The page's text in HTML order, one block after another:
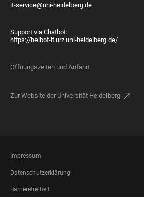
it-service@uni-heidelberg.de
Support via Chatbot:
https://heibot-it.urz.uni-heidelberg.de/
Öffnungszeiten und Anfahrt
Zur Website der Universität Heidelberg
FOOTER
LEGAL
Impressum
Datenschutzerklärung
Barrierefreiheit